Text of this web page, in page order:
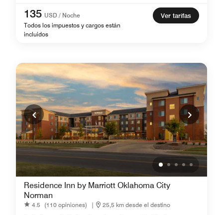
135 USD / Noche
Todos los impuestos y cargos están
incluidos
Ver tarifas
Residence Inn by Marriott Oklahoma City
Norman
4.5 (110 opiniones) |
25,5 km desde el destino